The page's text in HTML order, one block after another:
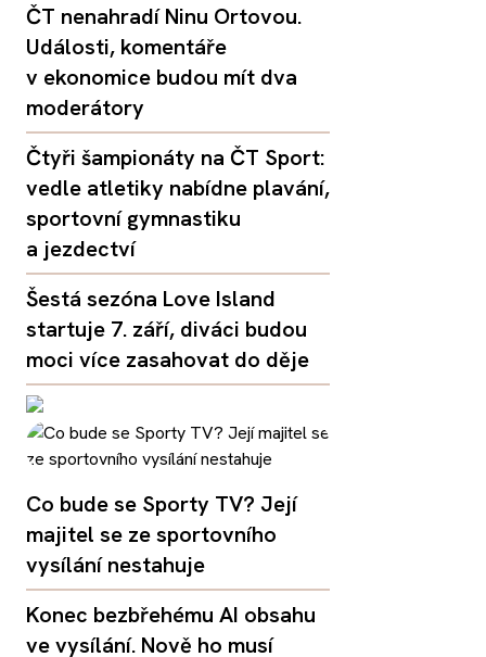
ČT nenahradí Ninu Ortovou.
Události, komentáře
v ekonomice budou mít dva
moderátory
Čtyři šampionáty na ČT Sport:
vedle atletiky nabídne plavání,
sportovní gymnastiku
a jezdectví
Šestá sezóna Love Island
startuje 7. září, diváci budou
moci více zasahovat do děje
Co bude se Sporty TV? Její
majitel se ze sportovního
vysílání nestahuje
Konec bezbřehému AI obsahu
ve vysílání. Nově ho musí